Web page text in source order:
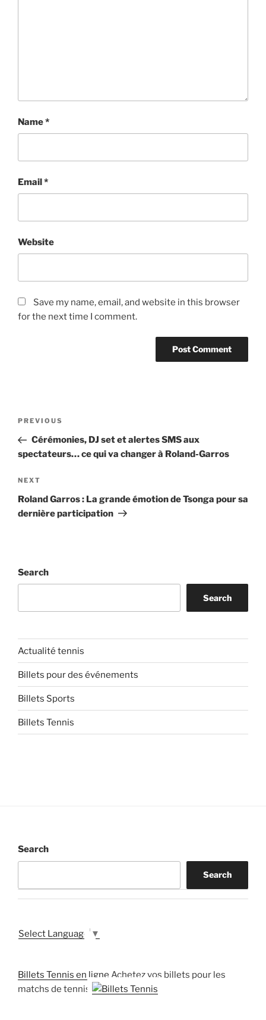
Name*
Email*
Website
Save my name, email, and website in this browser
for the next time I comment.
Previous
Post
PREVIOUS
Cérémonies, DJ set et alertes SMS aux
spectateurs… ce qui va changer à Roland-Garros
Next
Post
NEXT
Roland Garros : La grande émotion de Tsonga pour sa
dernière participation
Search
Search
Actualité tennis
Billets pour des événements
Billets Sports
Billets Tennis
Search
Search
Select Language ▼
Billets Tennis en ligne Achetez vos billets pour les
matchs de tennis